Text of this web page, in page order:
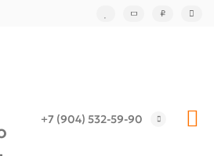
₽
+7 (904) 532-59-90